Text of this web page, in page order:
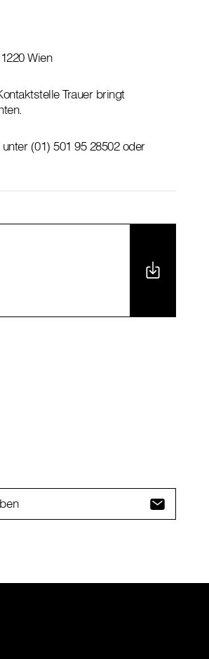
Wien
Trauer bringt
(01) 501 95 28502 oder